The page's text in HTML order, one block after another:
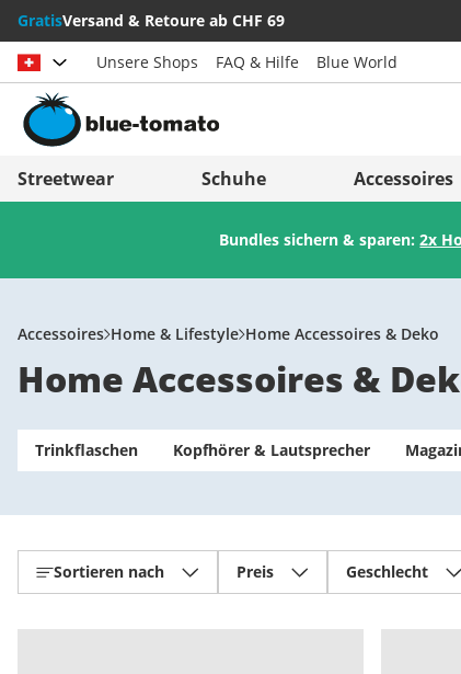
GratisVersand & Retoure ab CHF 69
Land auswählen
Österreich
Svizzera (Italiano)
France
Italia (Italiano)
Italien (Deutsch)
Suomi
United Kingdom
Unsere Shops FAQ & Hilfe Blue World
Streetwear Schuhe Accessoires
Bundles sichern & sparen:2x
Accessoires Home & Lifestyle Home Accessoires & Deko
Home Accessoires &
Trinkflaschen Kopfhörer & Lautsprecher
Sortieren nach Preis Geschlecht